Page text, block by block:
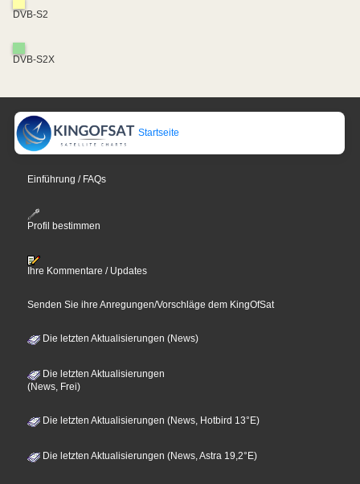
DVB-S2
DVB-S2X
Startseite
Einführung / FAQs
Profil bestimmen
Ihre Kommentare / Updates
Senden Sie ihre Anregungen/Vorschläge dem KingOfSat
Die letzten Aktualisierungen (News)
Die letzten Aktualisierungen
(News, Frei)
Die letzten Aktualisierungen (News, Hotbird 13°E)
Die letzten Aktualisierungen (News, Astra 19,2°E)